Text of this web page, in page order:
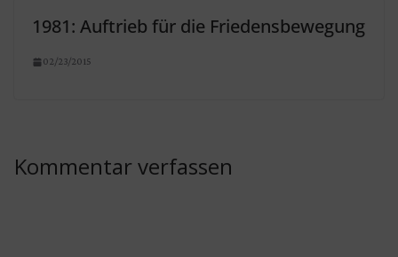
1981: Auftrieb für die Friedensbewegung
02/23/2015
Kommentar verfassen